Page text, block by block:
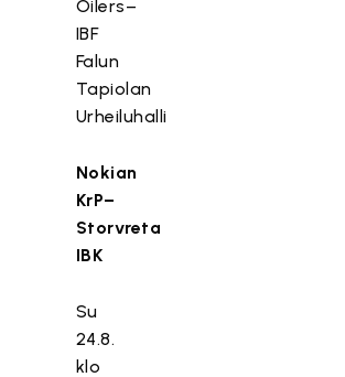
Oilers–
IBF
Falun
Tapiolan
Urheiluhalli
Nokian
KrP–
Storvreta
IBK
Su
24.8.
klo